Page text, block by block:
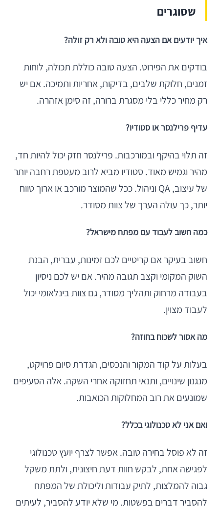
שסוגרים
איך יודעים אם הצעה היא טובה ולא רק זולה?
בודקים את הפירוט. הצעה טובה כוללת תכולה, לוחות
זמנים, חלוקת שלבים, בדיקות, אחריות ותמיכה. אם יש
רק מחיר כללי בלי מסגרת ברורה, זה סימן אזהרה.
עדיף פרילנסר או סטודיו?
זה תלוי בהיקף ובמורכבות. פרילנסר חזק יכול להיות חד,
מהיר וגמיש מאוד. סטודיו מביא לרוב מעטפת רחבה יותר
של עיצוב, QA וניהול. ככל שהמוצר מורכב או ארוך טווח
יותר, כך עולה הערך של צוות מסודר.
כמה חשוב לעבוד עם מפתח מישראל?
חשוב בעיקר אם קריטיים לכם זמינות, עברית, הבנת
השוק המקומי וקצב תגובה מהיר. אם יש לכם ניסיון
בעבודה מרחוק ותהליך מסודר, גם צוות בינלאומי יכול
לעבוד מצוין.
מה אסור לשכוח בחוזה?
בעלות על קוד המקור והנכסים, הגדרת סיום פרויקט,
מנגנון שינויים, ותנאי תחזוקה אחרי השקה. אלה הסעיפים
שמונעים את רוב המחלוקות הכואבות.
ואם אני לא טכנולוגי בכלל?
זה לא פוסל בחירה טובה. אפשר לצרף יועץ טכנולוגי
לפגישה אחת, לבקש חוות דעת חיצונית, ולתת משקל
גבוה להמלצות, לתיק עבודות וליכולת של המפתח
להסביר דברים בפשטות. מי שלא יודע להסביר, לעיתים